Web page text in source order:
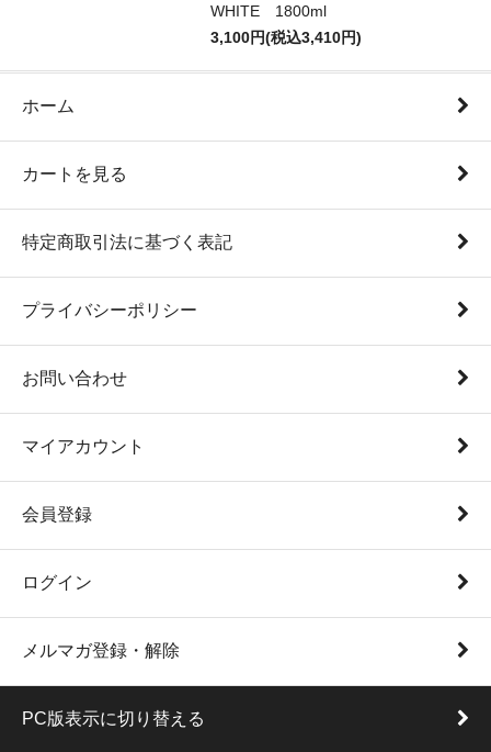
WHITE 1800ml
3,100円(税込3,410円)
ホーム
カートを見る
特定商取引法に基づく表記
プライバシーポリシー
お問い合わせ
マイアカウント
会員登録
ログイン
メルマガ登録・解除
PC版表示に切り替える